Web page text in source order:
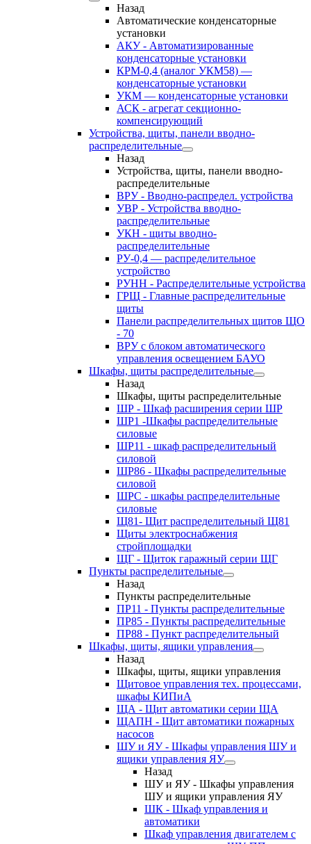
Назад
Автоматические конденсаторные
установки
АКУ - Автоматизированные
конденсаторные установки
КРМ-0,4 (аналог УКМ58) —
конденсаторные установки
УКМ — конденсаторные установки
АСК - агрегат секционно-
компенсирующий
Устройства, щиты, панели вводно-
распределительные
Назад
Устройства, щиты, панели вводно-
распределительные
ВРУ - Вводно-распредел. устройства
УВР - Устройства вводно-
распределительные
УКН - щиты вводно-
распределительные
РУ-0,4 — распределительное
устройство
РУНН - Распределительные устройства
ГРЩ - Главные распределительные
щиты
Панели распределительных щитов ЩО
- 70
ВРУ с блоком автоматического
управления освещением БАУО
Шкафы, щиты распределительные
Назад
Шкафы, щиты распределительные
ШР - Шкаф расширения серии ШР
ШР1 -Шкафы распределительные
силовые
ШР11 - шкаф распределительный
силовой
ШР86 - Шкафы распределительные
силовой
ШРС - шкафы распределительные
силовые
Щ81- Щит распределительный Щ81
Щиты электроснабжения
стройплощадки
ЩГ - Щиток гаражный серии ЩГ
Пункты распределительные
Назад
Пункты распределительные
ПР11 - Пункты распределительные
ПР85 - Пункты распределительные
ПР88 - Пункт распределительный
Шкафы, щиты, ящики управления
Назад
Шкафы, щиты, ящики управления
Щитовое управления тех. процессами,
шкафы КИПиА
ЩА - Щит автоматики серии ЩА
ЩАПН - Щит автоматики пожарных
насосов
ШУ и ЯУ - Шкафы управления ШУ и
ящики управления ЯУ
Назад
ШУ и ЯУ - Шкафы управления
ШУ и ящики управления ЯУ
ШК - Шкаф управления и
автоматики
Шкаф управления двигателем с